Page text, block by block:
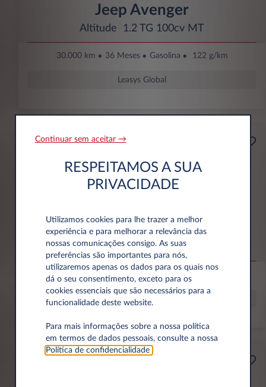
Jeep Avenger
Altitude 1.2 TG 100cv MT
30.000 km 36 Meses Gasolina 122 g/km
Leasys Global
Empresa 199€
Por mês Com IVA
ENTRADA INICIAL
2.748 € Sem IVA
Jeep Avenger
Altitude 1.2 e-Hybrid 110cv 48V 4X2 DCT
36 Meses Híbrido
Leasys Global
Continuar sem aceitar →
RESPEITAMOS A SUA
PRIVACIDADE
Utilizamos cookies para lhe trazer a melhor
experiência e para melhorar a relevância das
nossas comunicações consigo. As suas
preferências são importantes para nós,
utilizaremos apenas os dados para os quais nos
dá o seu consentimento, exceto para os
cookies essenciais que são necessários para a
funcionalidade deste website.
Para mais informações sobre a nossa política
em termos de dados pessoais, consulte a nossa
Política de confidencialidade.